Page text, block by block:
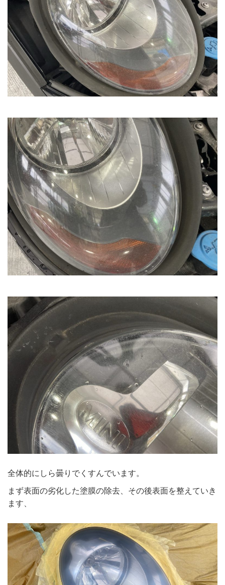
全体的にしら曇りでくすんでいます。
まず表面の劣化した塗膜の除去、その後表面を整えていき
ます、